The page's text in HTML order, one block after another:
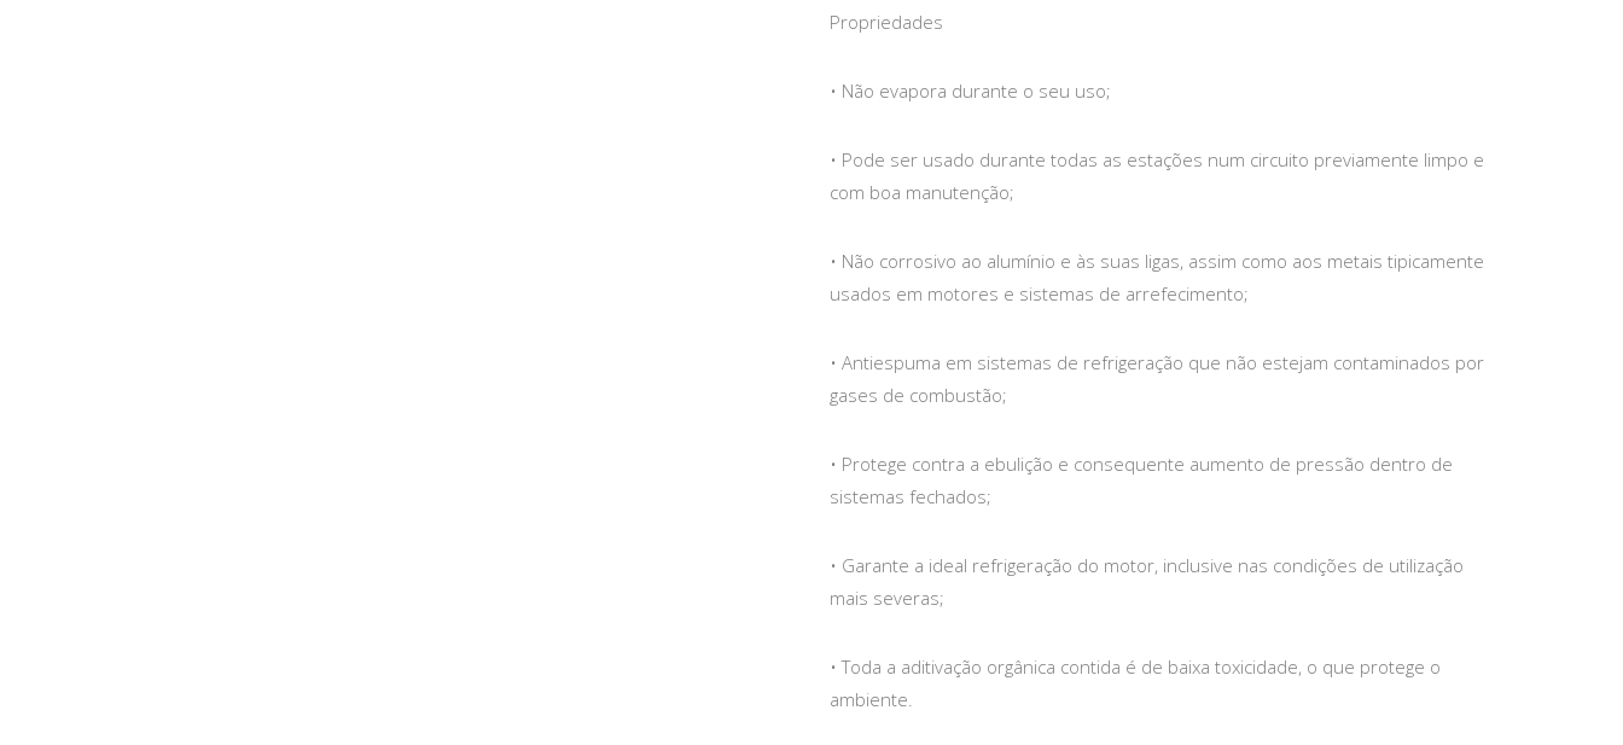
Propriedades
• Não evapora durante o seu uso;
• Pode ser usado durante todas as estações num circuito previamente limpo e
com boa manutenção;
• Não corrosivo ao alumínio e às suas ligas, assim como aos metais tipicamente
usados em motores e sistemas de arrefecimento;
• Antiespuma em sistemas de refrigeração que não estejam contaminados por
gases de combustão;
• Protege contra a ebulição e consequente aumento de pressão dentro de
sistemas fechados;
• Garante a ideal refrigeração do motor, inclusive nas condições de utilização
mais severas;
• Toda a aditivação orgânica contida é de baixa toxicidade, o que protege o
ambiente.